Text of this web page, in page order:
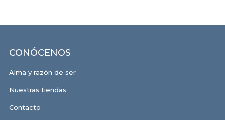
CONÓCENOS
Alma y razón de ser
Nuestras tiendas
Contacto